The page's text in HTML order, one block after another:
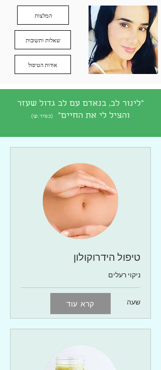
המלצות
שאלות ותשובות
אודות הטיפול
לינור לב
"לינור לב, בנאדם עם לב גדול שעזר
והציל לי את החיים"
(כפיר.ש)
טיפול הידרוקולון
ניקוי רעלים
שעה קרא עוד